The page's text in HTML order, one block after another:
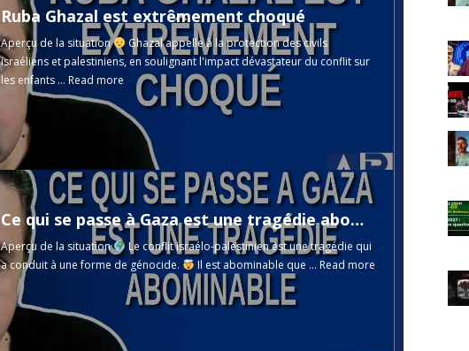
Ruba Ghazal est extrêmement choqué
Aperçu de la situation
Ghazal appelle à la protection des civils
israéliens et palestiniens, en soulignant l'impact dévastateur du conflit sur
les enfants ... Read more
Ce qui se passe à Gaza est une tragédie abominable. Dit GND
Aperçu de la situation
Le conflit israélo-palestinien est une tragédie qui
a conduit à une forme de génocide.
Il est abominable que ... Read more